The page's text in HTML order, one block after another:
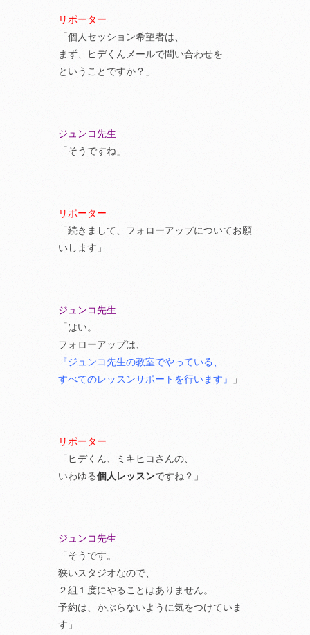
リポーター
「個人セッション希望者は、
まず、ヒデくんメールで問い合わせを
ということですか？」
ジュンコ先生
「そうですね」
リポーター
「続きまして、フォローアップについてお願
いします」
ジュンコ先生
「はい。
フォローアップは、
『ジュンコ先生の教室でやっている、
すべてのレッスンサポートを行います』
」
リポーター
「ヒデくん、ミキヒコさんの、
いわゆる個人レッスンですね？」
ジュンコ先生
「そうです。
狭いスタジオなので、
２組１度にやることはありません。
予約は、かぶらないように気をつけていま
す」